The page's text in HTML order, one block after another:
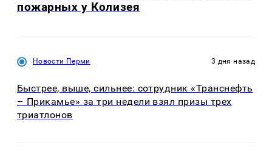
пожарных у Колизея
Новости Перми 3 дня назад
Быстрее, выше, сильнее: сотрудник «Транснефть
– Прикамье» за три недели взял призы трех
триатлонов